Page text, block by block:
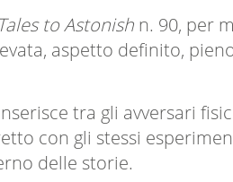
Tales to Astonish n. 90, per
aspetto definito,
tra gli avversari
con gli stessi
delle storie.